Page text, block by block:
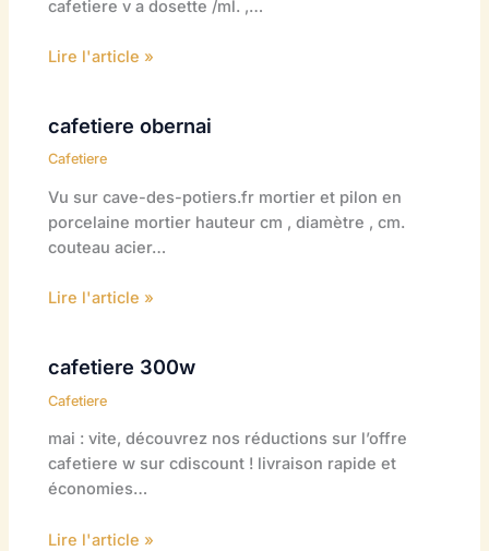
cafetiere v a dosette /ml. ,…
Lire l'article »
cafetiere obernai
Cafetiere
Vu sur cave-des-potiers.fr mortier et pilon en
porcelaine mortier hauteur cm , diamètre , cm.
couteau acier…
Lire l'article »
cafetiere 300w
Cafetiere
mai : vite, découvrez nos réductions sur l’offre
cafetiere w sur cdiscount ! livraison rapide et
économies…
Lire l'article »